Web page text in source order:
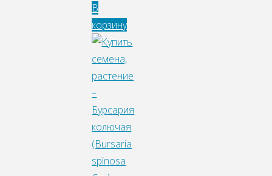
В
корзину